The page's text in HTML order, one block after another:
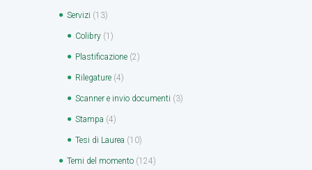
Servizi (13)
Colibry (1)
Plastificazione (2)
Rilegature (4)
Scanner e invio documenti (3)
Stampa (4)
Tesi di Laurea (10)
Temi del momento (124)